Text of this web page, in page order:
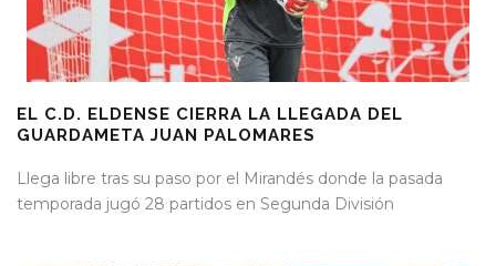
EL C.D. ELDENSE CIERRA LA LLEGADA DEL
GUARDAMETA JUAN PALOMARES
Llega libre tras su paso por el Mirandés donde la pasada
temporada jugó 28 partidos en Segunda División